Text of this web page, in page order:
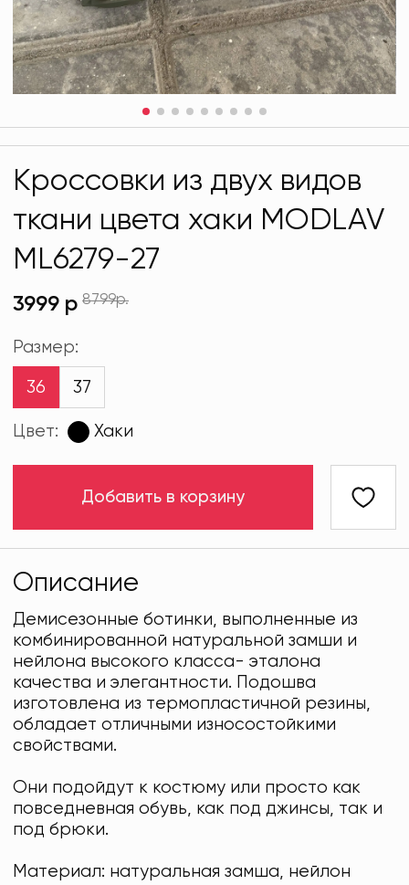
Кроссовки из двух видов
ткани цвета хаки MODLAV
ML6279-27
3999 р 8799р.
Размер:
36 37
Цвет: Хаки
Добавить в корзину
Описание
Демисезонные ботинки, выполненные из
комбинированной натуральной замши и
нейлона высокого класса- эталона
качества и элегантности. Подошва
изготовлена из термопластичной резины,
обладает отличными износостойкими
свойствами.
Они подойдут к костюму или просто как
повседневная обувь, как под джинсы, так и
под брюки.
Материал: натуральная замша, нейлон